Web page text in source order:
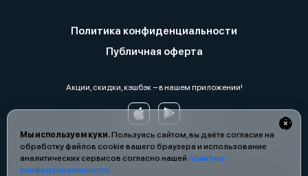
Мы используем куки.Пользуясь сайтом, вы даёте согласие на
обработку файлов cookie вашего браузера и использование
аналитических сервисов согласно нашей политике
конфиденциальности.
Политика конфиденциальности
Публичная оферта
Акции, скидки, кэшбэк − в нашем приложении!